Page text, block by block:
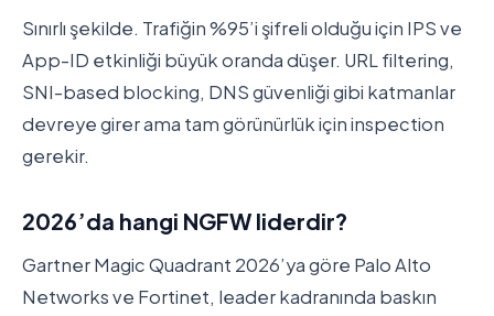
Sınırlı şekilde. Trafiğin %95’i şifreli olduğu için IPS ve
App-ID etkinliği büyük oranda düşer. URL filtering,
SNI-based blocking, DNS güvenliği gibi katmanlar
devreye girer ama tam görünürlük için inspection
gerekir.
2026’da hangi NGFW liderdir?
Gartner Magic Quadrant 2026’ya göre Palo Alto
Networks ve Fortinet, leader kadranında baskın